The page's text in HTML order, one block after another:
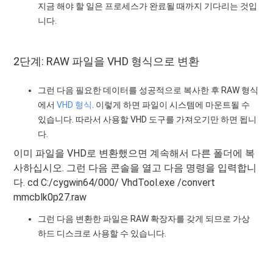
지금 해야 할 일은 프로세스가 완료될 때까지 기다리는 것입
니다.
2단계: RAW 파일을 VHD 형식으로 변환
그런 다음 필요한 데이터를 성공적으로 복사한 후 RAW 형식
에서VHD 형식 . 이렇게 하면 파일이 시스템에 마운트될 수
있습니다. 따라서 사용할 VHD 도구를 가져오기만 하면 됩니
다.
이미 파일을 VHD로 변환했으면 계속해서 다른 폴더에 복
사하십시오. 그런 다음 콘솔을 열고 다음 명령을 입력합니
다. cd C:/cygwin64/000/ VhdTool.exe /convert
mmcblk0p27.raw
그런 다음 변환한 파일은 RAW 확장자를 갖게 되므로 가상
하드 디스크로 사용할 수 있습니다.